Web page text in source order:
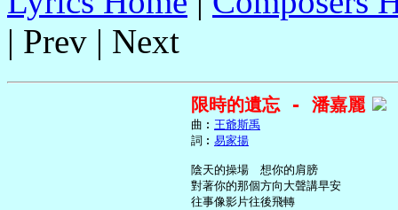
| Prev | Next
限時的遺忘 - 潘嘉麗
     曲︰
王爺斯禹
     詞︰
易家揚
     陰天的操場　想你的肩膀
     對著你的那個方向大聲講早安
     往事像影片往後飛轉